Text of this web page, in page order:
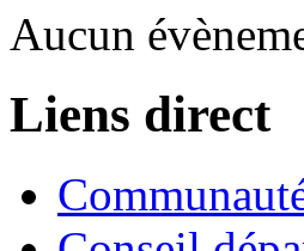
Aucun
Liens direct